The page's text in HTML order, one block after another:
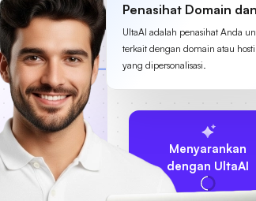
Penasihat Domain
UltaAI adalah penasihat Anda
terkait dengan domain atau
yang dipersonalisasi.
Menyarankan
dengan UltaAI